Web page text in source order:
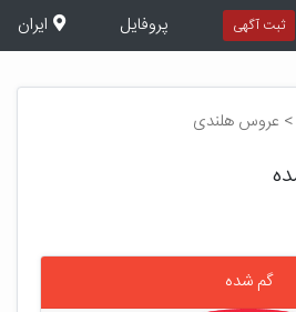
ثبت آگهی پروفایل ایران
> عروس هلندی
گم شده